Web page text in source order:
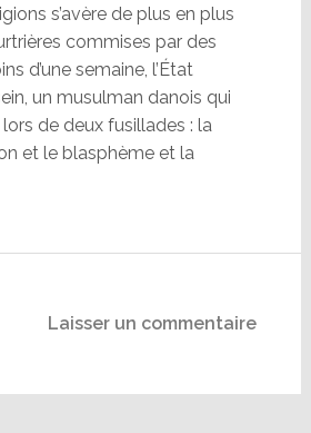
s’avère de plus en plus
commises par des
d’une semaine, l’État
un musulman danois qui
de deux fusillades : la
et le blasphème et la
Laisser un commentaire